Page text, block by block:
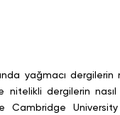
yağmacı dergilerin
dergilerin nasıl
Cambridge